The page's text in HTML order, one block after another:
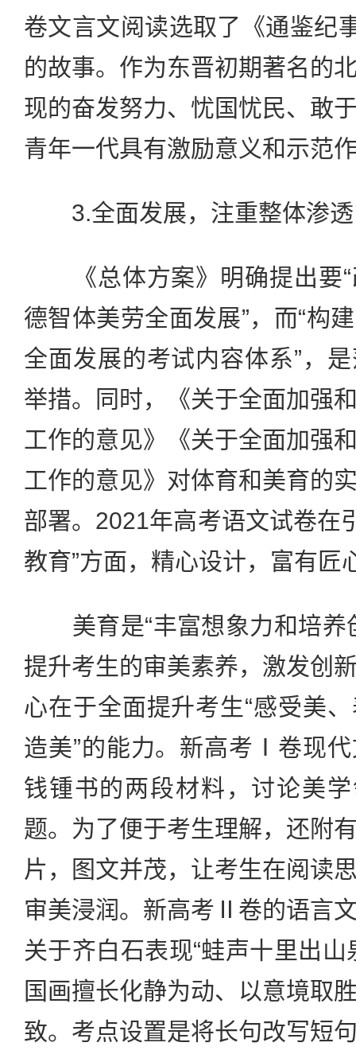
卷文言文阅读选取了《通鉴纪
的故事。作为东晋初期著名的
现的奋发努力、忧国忧民、敢
青年一代具有激励意义和示范
3.全面发展，注重整体渗透
《总体方案》明确提出要“
德智体美劳全面发展”，而“构
全面发展的考试内容体系”，
举措。同时，《关于全面加强
工作的意见》《关于全面加强
工作的意见》对体育和美育的
部署。2021年高考语文试卷在
教育”方面，精心设计，富有匠
美育是“丰富想象力和培养
提升考生的审美素养，激发创
心在于全面提升考生“感受美
造美”的能力。新高考Ⅰ卷现
钱锺书的两段材料，讨论美
题。为了便于考生理解，还附
片，图文并茂，让考生在阅读
审美浸润。新高考Ⅱ卷的语言
关于齐白石表现“蛙声十里出
国画擅长化静为动、以意境取
致。考点设置是将长句改写短